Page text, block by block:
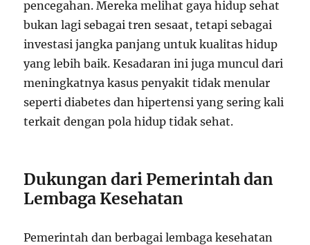
pencegahan. Mereka melihat gaya hidup sehat
bukan lagi sebagai tren sesaat, tetapi sebagai
investasi jangka panjang untuk kualitas hidup
yang lebih baik. Kesadaran ini juga muncul dari
meningkatnya kasus penyakit tidak menular
seperti diabetes dan hipertensi yang sering kali
terkait dengan pola hidup tidak sehat.
Dukungan dari Pemerintah dan
Lembaga Kesehatan
Pemerintah dan berbagai lembaga kesehatan